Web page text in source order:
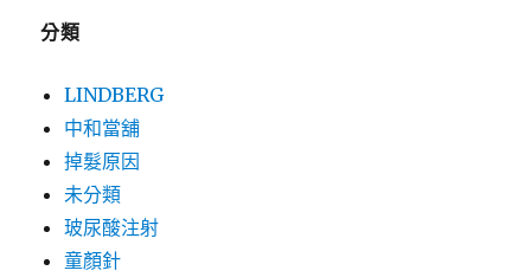
分類
LINDBERG
中和當舖
掉髮原因
未分類
玻尿酸注射
童顏針